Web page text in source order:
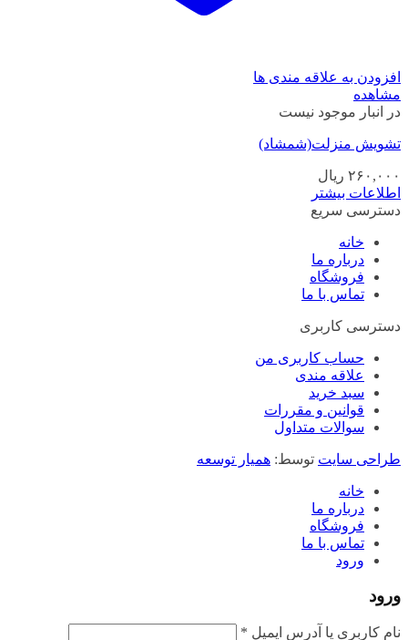
افزودن به علاقه مندی ها
مشاهده
در انبار موجود نیست
تشویش منزلت(شمشاد)
۲۶۰,۰۰۰ ریال
اطلاعات بیشتر
دسترسی سریع
خانه
درباره ما
فروشگاه
تماس با ما
دسترسی کاربری
حساب کاربری من
علاقه مندی
سبد خرید
قوانین و مقررات
سوالات متداول
طراحی سایت توسط: همیار توسعه
خانه
درباره ما
فروشگاه
تماس با ما
ورود
ورود
نام کاربری یا آدرس ایمیل *